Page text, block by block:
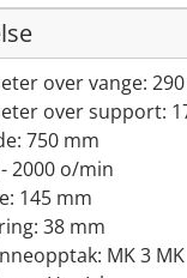
over vange:
over support:
750 mm
2000 o/min
145 mm
38 mm
MK 3 MK